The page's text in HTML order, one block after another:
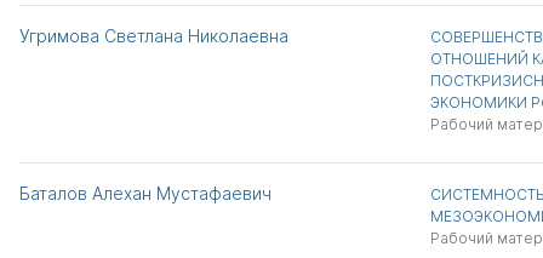
Угримова Светлана Николаевна
ОТНОШЕНИЙ
ЭКОНОМИКИ
Рабочий
Баталов Алехан Мустафаевич
Рабочий